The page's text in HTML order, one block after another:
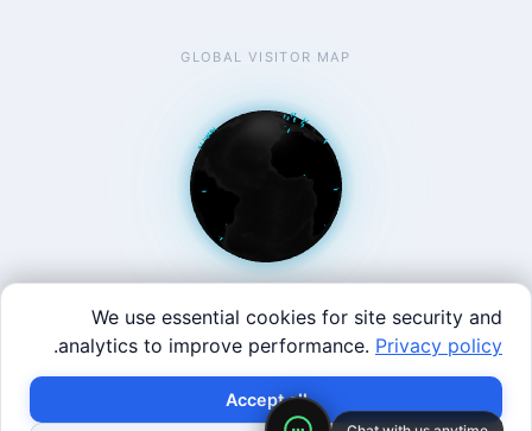
GLOBAL VISITOR MAP
West Coast: 90 Welsh St, San Francisco, CA 94107 · East
Coast: 125 Western Ave, Allston, MA 02134 ·
contact@roboticscenter.ai · Refund policy· Privacy
We use essential cookies for site security and
analytics to improve performance. Privacy policy
.
Accept all